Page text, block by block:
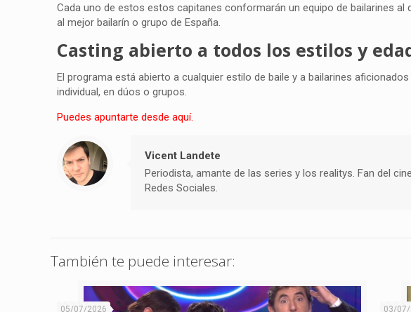
Cada uno de estos estos capitanes conformarán un equipo de bailarines
al mejor bailarín o grupo de España.
Casting abierto a todos los estilos y
El programa está abierto a cualquier estilo de baile y a bailarines
individual, en dúos o grupos.
Puedes apuntarte desde aquí.
Vicent Landete
Periodista, amante de las series y los realitys. Fan del
Redes Sociales.
También te puede interesar:
05/07/2026 03/